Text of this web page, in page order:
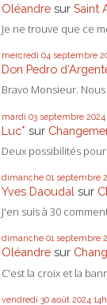
Oléandre sur Saint
Je ne trouve que ce
mercredi 04 septembre
Don Pedro
Bravo Monsieur.
mardi 03 septembre 2024
Luc* sur
Deux possibilités
dimanche 01 septembre
Yves Daoudal sur
J'en suis à 30
dimanche 01 septembre
Oléandre sur
C'est la croix et la
vendredi 30 août 2024